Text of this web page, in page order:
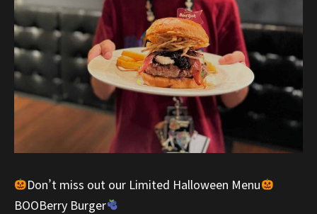
Don’t miss out our Limited Halloween Menu
BOOBerry Burger